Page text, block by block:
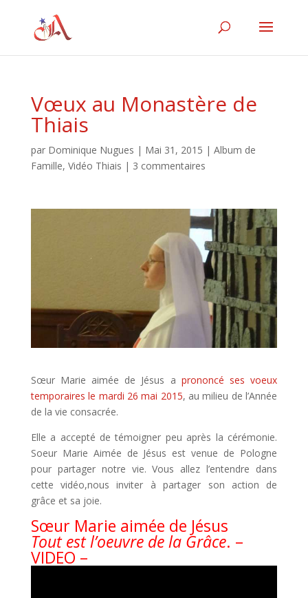
Vœux au Monastère de
Thiais
par Dominique Nugues | Mai 31, 2015 | Album de
Famille, Vidéo Thiais | 3 commentaires
Sœur Marie aimée de Jésus a prononcé ses voeux
temporaires le mardi 26 mai 2015, au milieu de l’Année
de la vie consacrée.
Elle a accepté de témoigner peu après la cérémonie.
Soeur Marie Aimée de Jésus est venue de Pologne
pour partager notre vie. Vous allez l’entendre dans
cette vidéo,nous inviter à partager son action de
grâce et sa joie.
Sœur Marie aimée de Jésus
Tout est l’oeuvre de la Grâce. –
VIDEO –